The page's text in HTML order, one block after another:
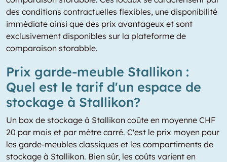
des conditions contractuelles flexibles, une disponibilité
immédiate ainsi que des prix avantageux et sont
exclusivement disponibles sur la plateforme de
comparaison storabble.
Prix garde-meuble Stallikon :
Quel est le tarif d'un espace de
stockage à Stallikon?
Un box de stockage à Stallikon coûte en moyenne CHF
20 par mois et par mètre carré. C'est le prix moyen pour
les garde-meubles classiques et les compartiments de
stockage à Stallikon. Bien sûr, les coûts varient en